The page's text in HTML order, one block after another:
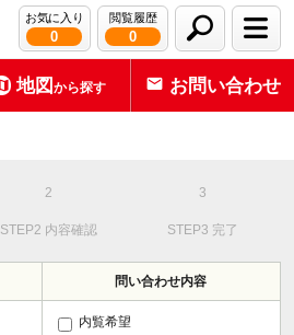
お気に入り
0
閲覧履歴
0
地図から探す お問い合わせ
STEP2 内容確認 STEP3 完了
問い合わせ内容
内覧希望